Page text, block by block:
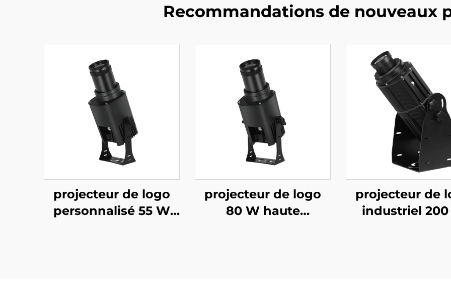
Recommandations de nouveaux
projecteur de logo
personnalisé 55 W
projecteur de logo
80 W haute
projecteur de
industriel